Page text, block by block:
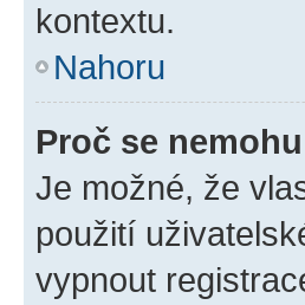
kontextu.
Nahoru
Proč se
Je možné, že
použití
vypnout